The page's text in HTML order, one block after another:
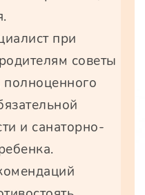
при
советы
и санаторно-